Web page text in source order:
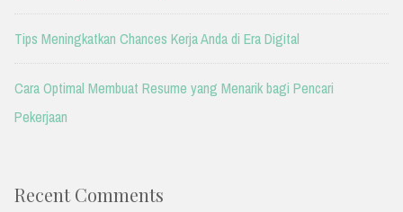
Tips Meningkatkan Chances Kerja Anda di Era Digital
Cara Optimal Membuat Resume yang Menarik bagi Pencari
Pekerjaan
Recent Comments